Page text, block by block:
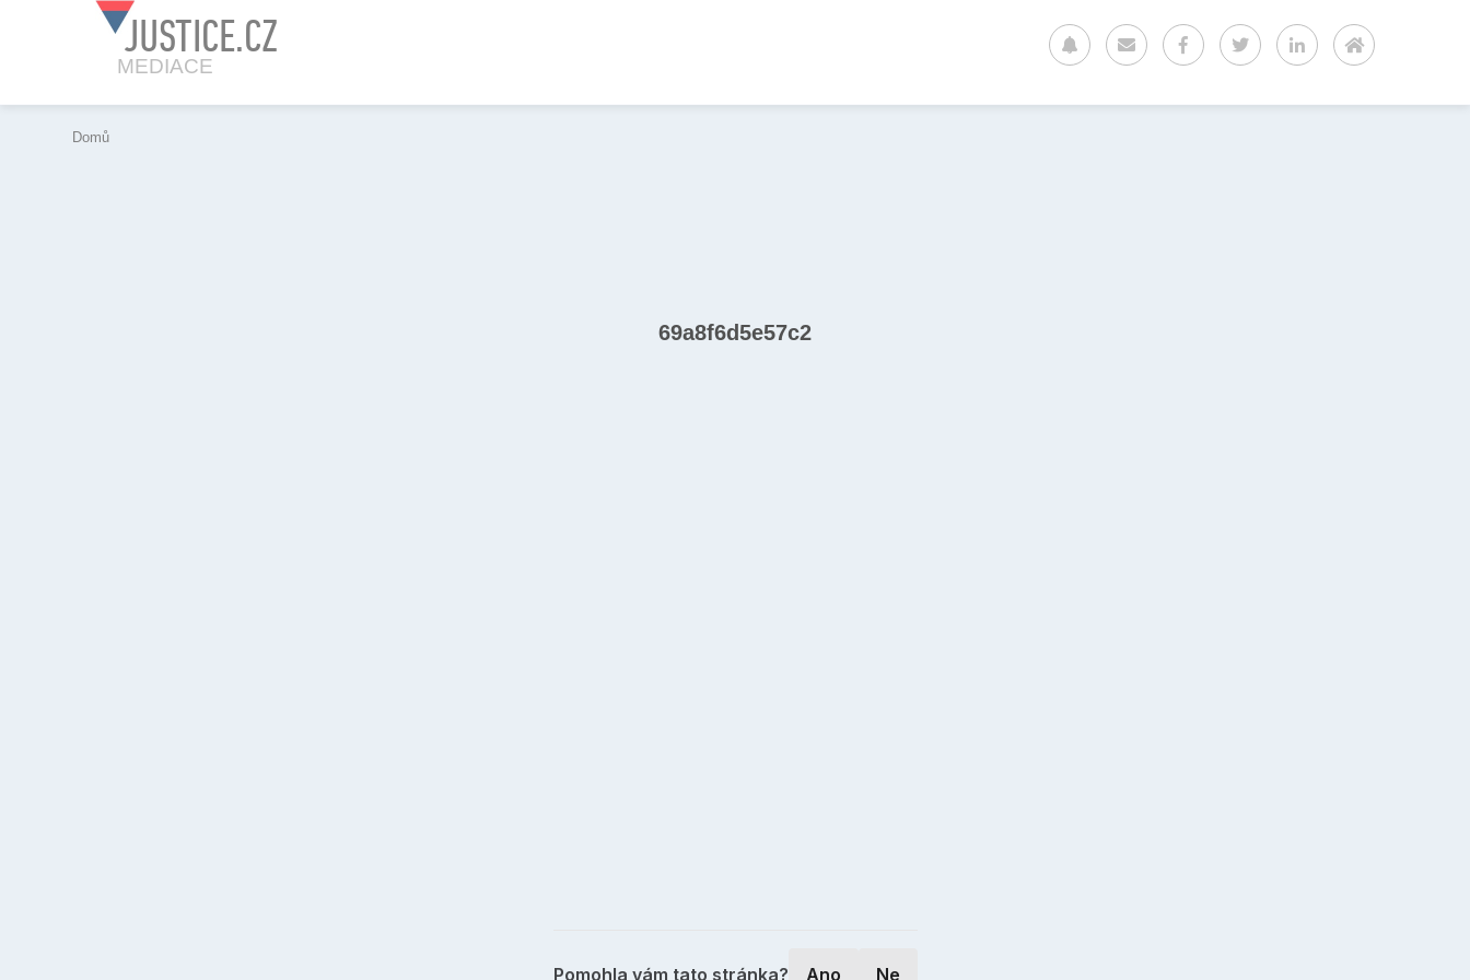
JUSTICE.CZ
MEDIACE
Domů
69a8f6d5e57c2
Pomohla vám tato stránka? Ano Ne